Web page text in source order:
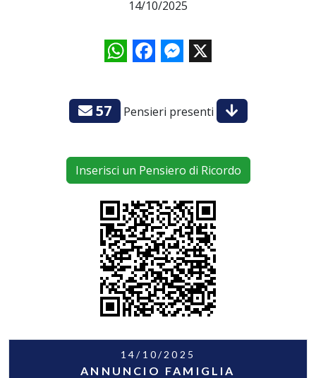
14/10/2025
WhatsAppFacebookMessenger
X
57 Pensieri presenti
Inserisci un Pensiero di Ricordo
14/10/2025
ANNUNCIO FAMIGLIA